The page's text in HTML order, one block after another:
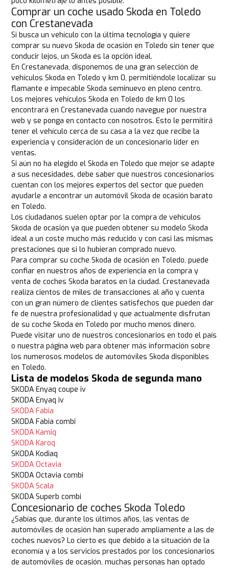
Comprar un coche usado Skoda en Toledo
con Crestanevada
Si busca un vehículo con la última tecnología y quiere
comprar su nuevo Skoda de ocasión en Toledo sin tener que
conducir lejos, un Skoda es la opción ideal.
En Crestanevada, disponemos de una gran selección de
vehículos Skoda en Toledo y km 0, permitiéndole localizar su
flamante e impecable Skoda seminuevo en pleno centro.
Los mejores vehículos Skoda en Toledo de km 0 los
encontrará en Crestanevada cuando navegue por nuestra
web y se ponga en contacto con nosotros. Esto le permitirá
tener el vehículo cerca de su casa a la vez que recibe la
experiencia y consideración de un concesionario líder en
ventas.
Si aún no ha elegido el Skoda en Toledo que mejor se adapte
a sus necesidades, debe saber que nuestros concesionarios
cuentan con los mejores expertos del sector que pueden
ayudarle a encontrar un automóvil Skoda de ocasión barato
en Toledo.
Los ciudadanos suelen optar por la compra de vehículos
Skoda de ocasión ya que pueden obtener su modelo Skoda
ideal a un coste mucho más reducido y con casi las mismas
prestaciones que si lo hubieran comprado nuevo.
Para comprar su coche Skoda de ocasión en Toledo, puede
confiar en nuestros años de experiencia en la compra y
venta de coches Skoda baratos en la ciudad. Crestanevada
realiza cientos de miles de transacciones al año y cuenta
con un gran número de clientes satisfechos que pueden dar
fe de nuestra profesionalidad y que actualmente disfrutan
de su coche Skoda en Toledo por mucho menos dinero.
Puede visitar uno de nuestros concesionarios en todo el país
o nuestra página web para obtener más información sobre
los numerosos modelos de automóviles Skoda disponibles
en Toledo.
Lista de modelos Skoda de segunda mano
SKODA Enyaq coupe iv
SKODA Enyaq iv
SKODA Fabia
SKODA Fabia combi
SKODA Kamiq
SKODA Karoq
SKODA Kodiaq
SKODA Octavia
SKODA Octavia combi
SKODA Scala
SKODA Superb combi
Concesionario de coches Skoda Toledo
¿Sabías que, durante los últimos años, las ventas de
automóviles de ocasión han superado ampliamente a las de
coches nuevos? Lo cierto es que debido a la situación de la
economía y a los servicios prestados por los concesionarios
de automóviles de ocasión, muchas personas han optado